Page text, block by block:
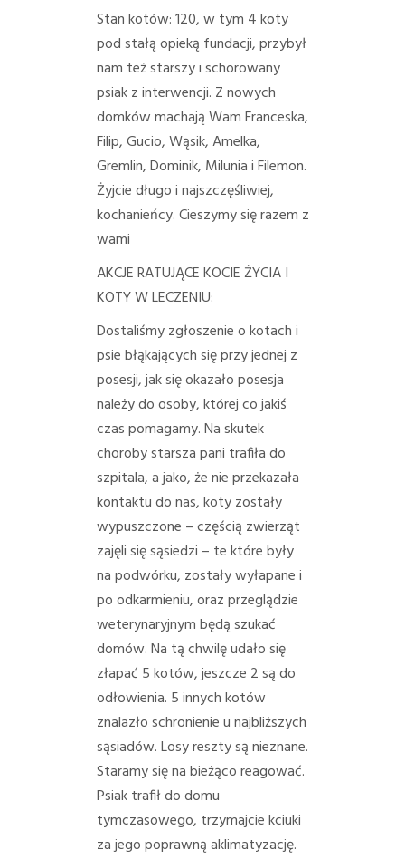
Stan kotów: 120, w tym 4 koty
pod stałą opieką fundacji, przybył
nam też starszy i schorowany
psiak z interwencji. Z nowych
domków machają Wam Franceska,
Filip, Gucio, Wąsik, Amelka,
Gremlin, Dominik, Milunia i Filemon.
Żyjcie długo i najszczęśliwiej,
kochanieńcy. Cieszymy się razem z
wami
AKCJE RATUJĄCE KOCIE ŻYCIA I
KOTY W LECZENIU:
Dostaliśmy zgłoszenie o kotach i
psie błąkających się przy jednej z
posesji, jak się okazało posesja
należy do osoby, której co jakiś
czas pomagamy. Na skutek
choroby starsza pani trafiła do
szpitala, a jako, że nie przekazała
kontaktu do nas, koty zostały
wypuszczone – częścią zwierząt
zajęli się sąsiedzi – te które były
na podwórku, zostały wyłapane i
po odkarmieniu, oraz przeglądzie
weterynaryjnym będą szukać
domów. Na tą chwilę udało się
złapać 5 kotów, jeszcze 2 są do
odłowienia. 5 innych kotów
znalazło schronienie u najbliższych
sąsiadów. Losy reszty są nieznane.
Staramy się na bieżąco reagować.
Psiak trafił do domu
tymczasowego, trzymajcie kciuki
za jego poprawną aklimatyzację.